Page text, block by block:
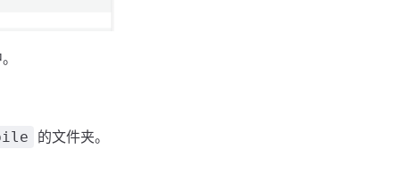
的文件夹。